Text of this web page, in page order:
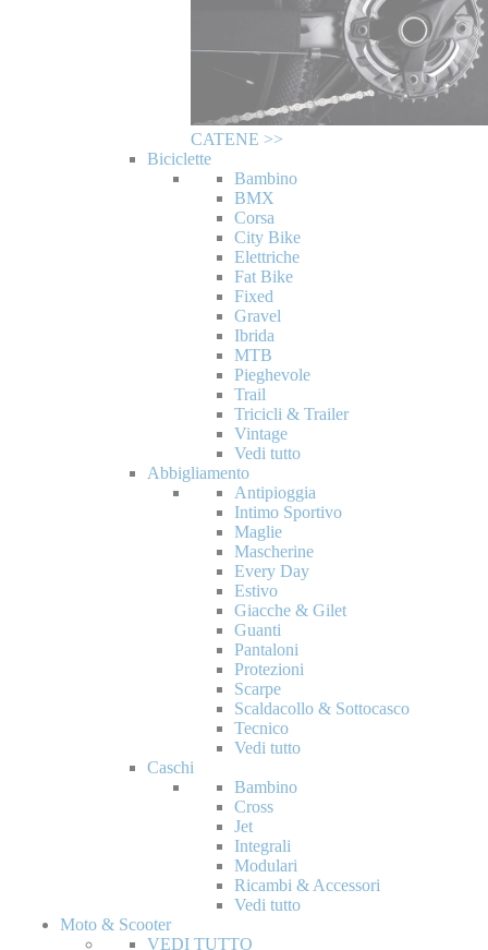
CATENE >>
Biciclette
Bambino
BMX
Corsa
City Bike
Elettriche
Fat Bike
Fixed
Gravel
Ibrida
MTB
Pieghevole
Trail
Tricicli & Trailer
Vintage
Vedi tutto
Abbigliamento
Antipioggia
Intimo Sportivo
Maglie
Mascherine
Every Day
Estivo
Giacche & Gilet
Guanti
Pantaloni
Protezioni
Scarpe
Scaldacollo & Sottocasco
Tecnico
Vedi tutto
Caschi
Bambino
Cross
Jet
Integrali
Modulari
Ricambi & Accessori
Vedi tutto
Moto & Scooter
VEDI TUTTO